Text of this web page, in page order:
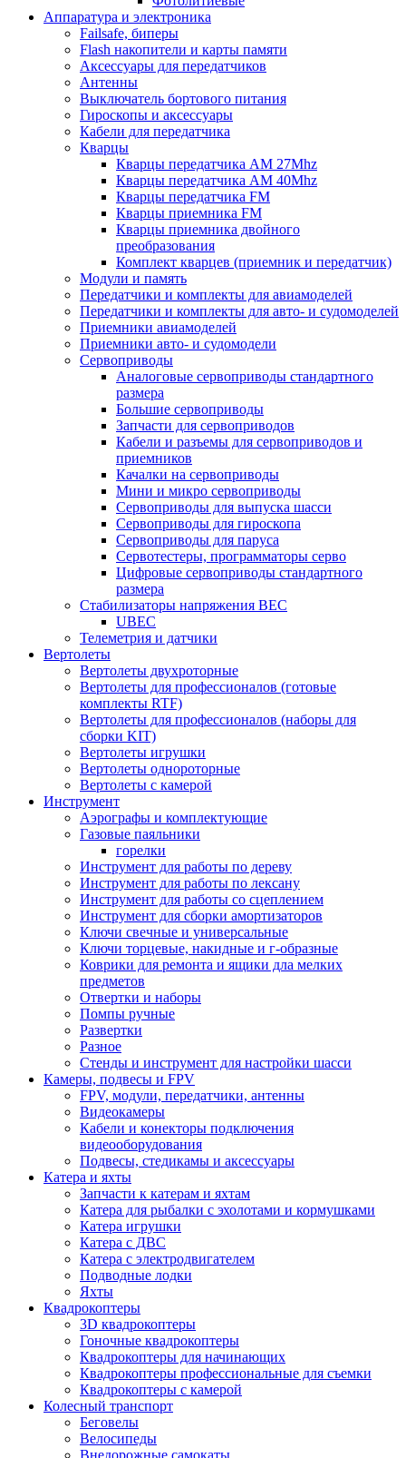
Аппаратура и электроника
Failsafe, биперы
Flash накопители и карты памяти
Аксессуары для передатчиков
Антенны
Выключатель бортового питания
Гироскопы и аксессуары
Кабели для передатчика
Кварцы
Кварцы передатчика AM 27Mhz
Кварцы передатчика AM 40Mhz
Кварцы передатчика FM
Кварцы приемника FM
Кварцы приемника двойного
преобразования
Комплект кварцев (приемник и передатчик)
Модули и память
Передатчики и комплекты для авиамоделей
Передатчики и комплекты для авто- и судомоделей
Приемники авиамоделей
Приемники авто- и судомодели
Сервоприводы
Аналоговые сервоприводы стандартного
размера
Большие сервоприводы
Запчасти для сервоприводов
Кабели и разъемы для сервоприводов и
приемников
Качалки на сервоприводы
Мини и микро сервоприводы
Сервоприводы для выпуска шасси
Сервоприводы для гироскопа
Сервоприводы для паруса
Сервотестеры, программаторы серво
Цифровые сервоприводы стандартного
размера
Стабилизаторы напряжения BEC
UBEC
Телеметрия и датчики
Вертолеты
Вертолеты двухроторные
Вертолеты для профессионалов (готовые
комплекты RTF)
Вертолеты для профессионалов (наборы для
сборки KIT)
Вертолеты игрушки
Вертолеты однороторные
Вертолеты с камерой
Инструмент
Аэрографы и комплектующие
Газовые паяльники
горелки
Инструмент для работы по дереву
Инструмент для работы по лексану
Инструмент для работы со сцеплением
Инструмент для сборки амортизаторов
Ключи свечные и универсальные
Ключи торцевые, накидные и г-образные
Коврики для ремонта и ящики дла мелких
предметов
Отвертки и наборы
Помпы ручные
Развертки
Разное
Стенды и инструмент для настройки шасси
Камеры, подвесы и FPV
FPV, модули, передатчики, антенны
Видеокамеры
Кабели и конекторы подключения
видеооборудования
Подвесы, стедикамы и аксессуары
Катера и яхты
Запчасти к катерам и яхтам
Катера для рыбалки с эхолотами и кормушками
Катера игрушки
Катера с ДВС
Катера с электродвигателем
Подводные лодки
Яхты
Квадрокоптеры
3D квадрокоптеры
Гоночные квадрокоптеры
Квадрокоптеры для начинающих
Квадрокоптеры профессиональные для съемки
Квадрокоптеры с камерой
Колесный транспорт
Беговелы
Велосипеды
Внедорожные самокаты